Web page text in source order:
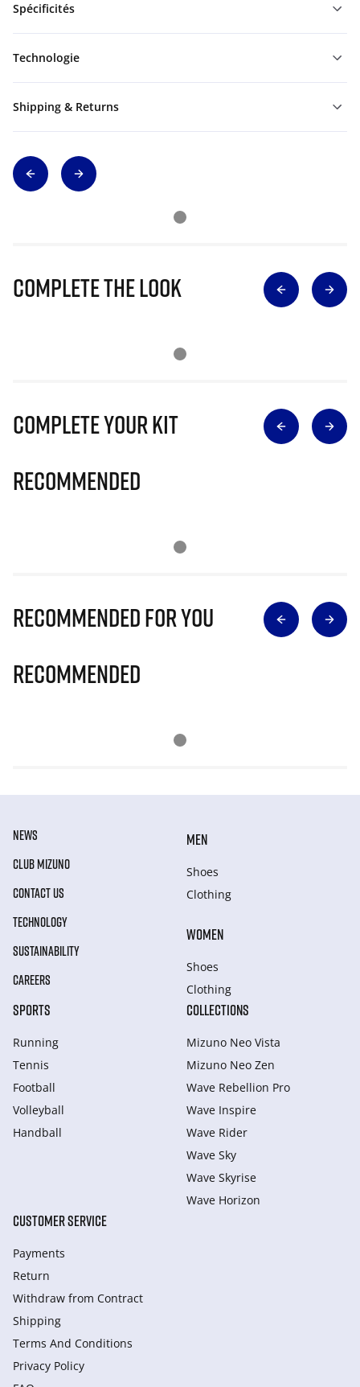
Spécificités
Technologie
Shipping & Returns
Complete The Look
Complete Your Kit
Recommended
Recommended for you
Recommended
NEWS
CLUB MIZUNO
CONTACT US
TECHNOLOGY
SUSTAINABILITY
CAREERS
MEN
Shoes
Clothing
WOMEN
Shoes
Clothing
SPORTS
Running
Tennis
Football
Volleyball
Handball
COLLECTIONS
Mizuno Neo Vista
Mizuno Neo Zen
Wave Rebellion Pro
Wave Inspire
Wave Rider
Wave Sky
Wave Skyrise
Wave Horizon
CUSTOMER SERVICE
Payments
Return
Withdraw from Сontract
Shipping
Terms And Conditions
Privacy Policy